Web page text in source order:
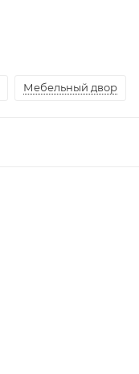
Мебельный двор